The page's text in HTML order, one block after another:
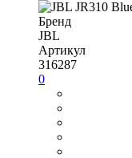
Бренд
JBL
Артикул
316287
0